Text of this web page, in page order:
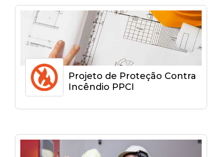
Projeto de Proteção Contra
Incêndio PPCI